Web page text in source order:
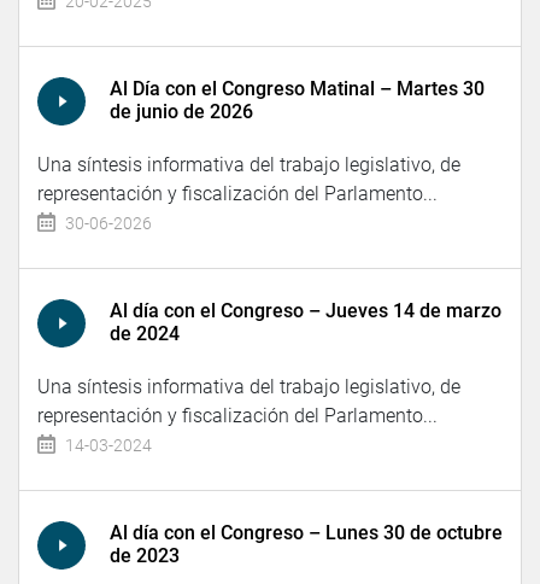
Al Día con el Congreso Matinal – Martes 30
de junio de 2026
Una síntesis informativa del trabajo legislativo, de
representación y fiscalización del Parlamento...
30-06-2026
Al día con el Congreso – Jueves 14 de marzo
de 2024
Una síntesis informativa del trabajo legislativo, de
representación y fiscalización del Parlamento...
14-03-2024
Al día con el Congreso – Lunes 30 de octubre
de 2023